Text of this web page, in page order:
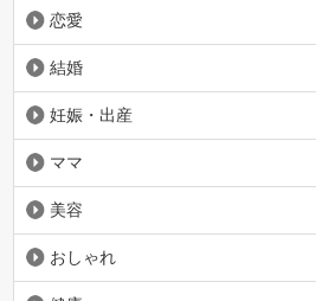
恋愛
結婚
妊娠・出産
ママ
美容
おしゃれ